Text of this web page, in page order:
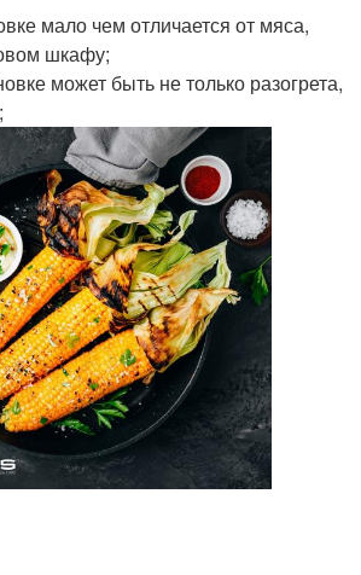
мало чем отличается от мяса,
шкафу;
может быть не только разогрета,